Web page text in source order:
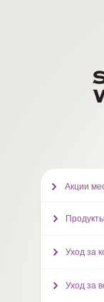
Акции
Уход за
Уход за